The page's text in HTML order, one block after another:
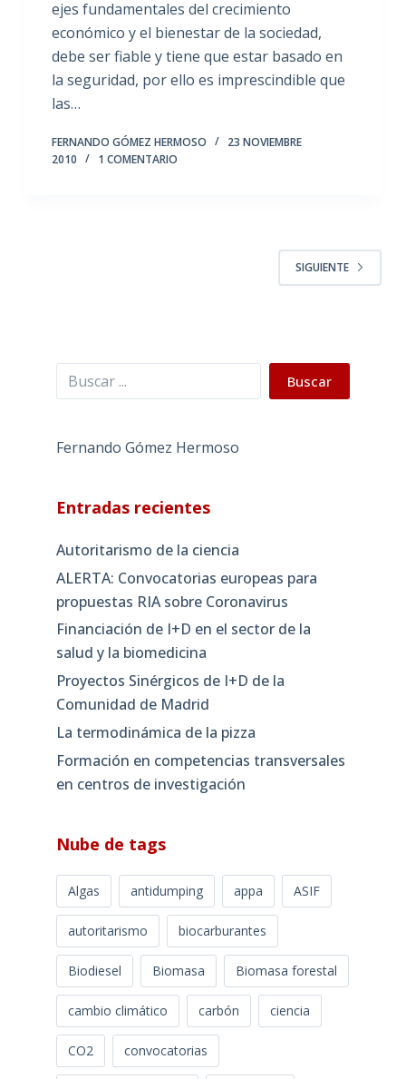
ejes fundamentales del crecimiento
económico y el bienestar de la sociedad,
debe ser fiable y tiene que estar basado en
la seguridad, por ello es imprescindible que
las…
FERNANDO GÓMEZ HERMOSO
23 NOVIEMBRE
2010
1 COMENTARIO
SIGUIENTE
Buscar Buscar
Fernando Gómez Hermoso
Entradas recientes
Autoritarismo de la ciencia
ALERTA: Convocatorias europeas para
propuestas RIA sobre Coronavirus
Financiación de I+D en el sector de la
salud y la biomedicina
Proyectos Sinérgicos de I+D de la
Comunidad de Madrid
La termodinámica de la pizza
Formación en competencias transversales
en centros de investigación
Nube de tags
Algas antidumping appa ASIF
autoritarismo biocarburantes
Biodiesel Biomasa Biomasa forestal
cambio climático carbón ciencia
CO2 convocatorias